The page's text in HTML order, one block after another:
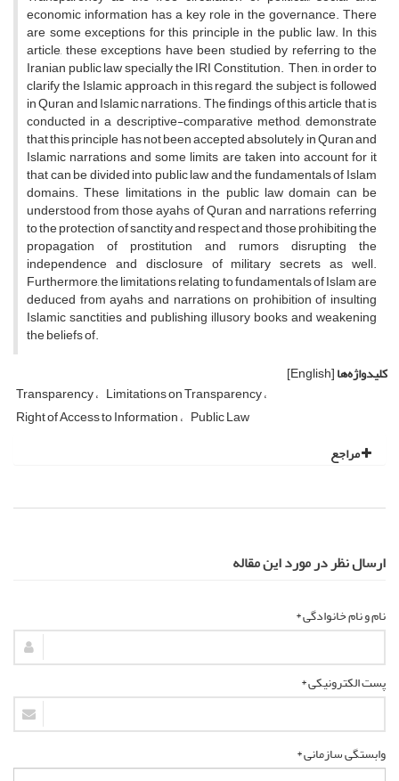
economic information has a key role in the governance. There
are some exceptions for this principle in the public law. In this
article, these exceptions have been studied by referring to the
Iranian public law specially the IRI Constitution. Then, in order to
clarify the Islamic approach in this regard, the subject is followed
in Quran and Islamic narrations. The findings of this article that is
conducted in a descriptive-comparative method, demonstrate
that this principle has not been accepted absolutely in Quran and
Islamic narrations and some limits are taken into account for it
that can be divided into public law and the fundamentals of Islam
domains. These limitations in the public law domain can be
understood from those ayahs of Quran and narrations referring
to the protection of sanctity and respect and those prohibiting the
propagation of prostitution and rumors disrupting the
independence and disclosure of military secrets as well.
Furthermore, the limitations relating to fundamentals of Islam are
deduced from ayahs and narrations on prohibition of insulting
Islamic sanctities and publishing illusory books and weakening
the beliefs of.
کلیدواژه‌ها[English]
Transparency Limitations on Transparency
Right of Access to Information Public Law
مراجع
ارسال نظر در مورد این مقاله
نام و نام خانوادگی *
پست الکترونیکی *
وابستگی سازمانی *